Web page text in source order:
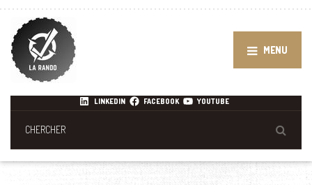
MENU
LINKEDIN FACEBOOK YOUTUBE